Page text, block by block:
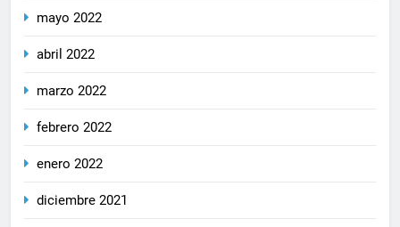
mayo 2022
abril 2022
marzo 2022
febrero 2022
enero 2022
diciembre 2021